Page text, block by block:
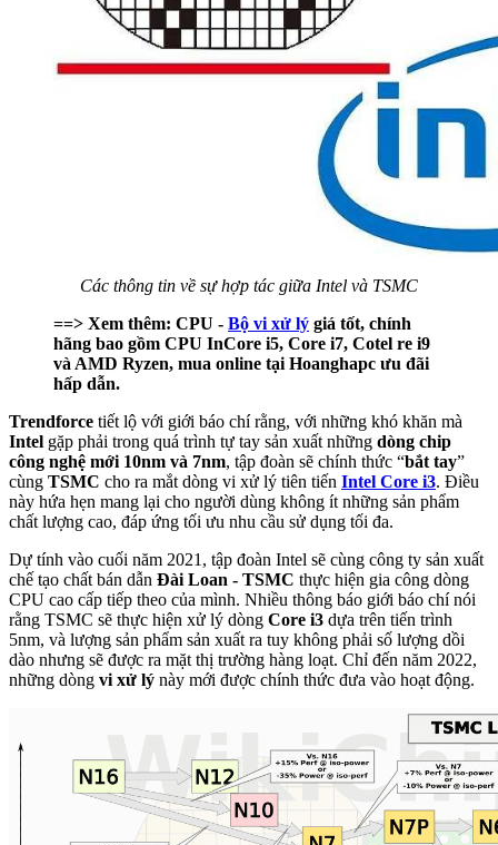
Các thông tin về sự hợp tác giữa Intel và TSMC
==> Xem thêm: CPU - Bộ vi xử lý giá tốt, chính
hãng bao gồm CPU InCore i5, Core i7, Cotel re i9
và AMD Ryzen, mua online tại Hoanghapc ưu đãi
hấp dẫn.
Trendforce tiết lộ với giới báo chí rằng, với những khó khăn mà
Intel gặp phải trong quá trình tự tay sản xuất những dòng chip
công nghệ mới 10nm và 7nm, tập đoàn sẽ chính thức “bắt tay”
cùng TSMC cho ra mắt dòng vi xử lý tiên tiến Intel Core i3. Điều
này hứa hẹn mang lại cho người dùng không ít những sản phẩm
chất lượng cao, đáp ứng tối ưu nhu cầu sử dụng tối đa.
Dự tính vào cuối năm 2021, tập đoàn Intel sẽ cùng công ty sản xuất
chế tạo chất bán dẫn Đài Loan - TSMC thực hiện gia công dòng
CPU cao cấp tiếp theo của mình. Nhiều thông báo giới báo chí nói
rằng TSMC sẽ thực hiện xử lý dòng Core i3 dựa trên tiến trình
5nm, và lượng sản phẩm sản xuất ra tuy không phải số lượng dồi
dào nhưng sẽ được ra mặt thị trường hàng loạt. Chỉ đến năm 2022,
những dòng vi xử lý này mới được chính thức đưa vào hoạt động.